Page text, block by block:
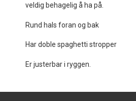
veldig behagelig å ha på.
Rund hals foran og bak
Har doble spaghetti stropper
Er justerbar i ryggen.